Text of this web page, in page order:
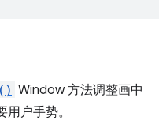
Window 方法调整画中
户手势。